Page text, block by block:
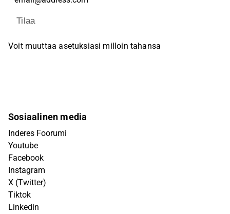
Tilaa
Voit muuttaa asetuksiasi milloin tahansa
Sosiaalinen media
Inderes Foorumi
Youtube
Facebook
Instagram
X (Twitter)
Tiktok
Linkedin